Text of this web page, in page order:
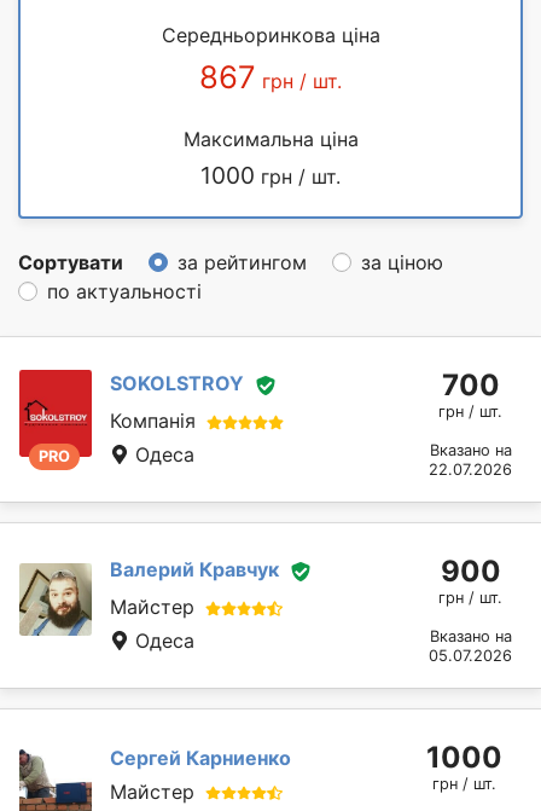
Середньоринкова ціна
867 грн / шт.
Максимальна ціна
1000 грн / шт.
Сортувати за рейтингом
за ціною
по актуальності
PRO
SOKOLSTROY
Компанія
Одеса
700
грн / шт.
Вказано на
22.07.2026
Валерий Кравчук
Майстер
Одеса
900
грн / шт.
Вказано на
05.07.2026
Сергей Карниенко
Майстер
1000
грн / шт.